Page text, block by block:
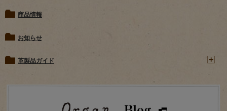
商品情報
お知らせ
革製品ガイド